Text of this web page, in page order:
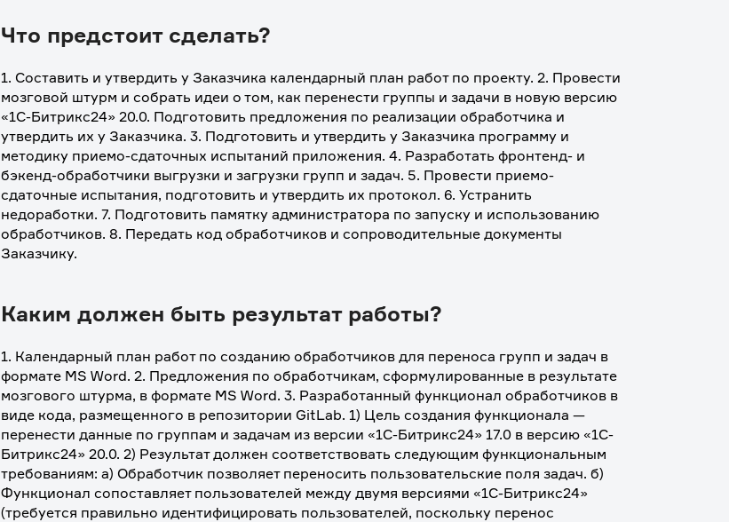
Что предстоит сделать?
1. Составить и утвердить у Заказчика календарный план работ по проекту. 2. Провести
мозговой штурм и собрать идеи о том, как перенести группы и задачи в новую версию
«1С-Битрикс24» 20.0. Подготовить предложения по реализации обработчика и
утвердить их у Заказчика. 3. Подготовить и утвердить у Заказчика программу и
методику приемо-сдаточных испытаний приложения. 4. Разработать фронтенд- и
бэкенд-обработчики выгрузки и загрузки групп и задач. 5. Провести приемо-
сдаточные испытания, подготовить и утвердить их протокол. 6. Устранить
недоработки. 7. Подготовить памятку администратора по запуску и использованию
обработчиков. 8. Передать код обработчиков и сопроводительные документы
Заказчику.
Каким должен быть результат работы?
1. Календарный план работ по созданию обработчиков для переноса групп и задач в
формате MS Word. 2. Предложения по обработчикам, сформулированные в результате
мозгового штурма, в формате MS Word. 3. Разработанный функционал обработчиков в
виде кода, размещенного в репозитории GitLab. 1) Цель создания функционала —
перенести данные по группам и задачам из версии «1С-Битрикс24» 17.0 в версию «1С-
Битрикс24» 20.0. 2) Результат должен соответствовать следующим функциональным
требованиям: а) Обработчик позволяет переносить пользовательские поля задач. б)
Функционал сопоставляет пользователей между двумя версиями «1С-Битрикс24»
(требуется правильно идентифицировать пользователей, поскольку перенос